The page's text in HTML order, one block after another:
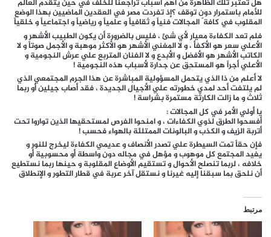
هل تعتبر تلك الظاهرة من أهم أسباب تراجعنا للخلف في حين يتقدم العالم
للأمام باستمرار دون توقف ؟إذ تفردت مصر في العقدين الماضيين بهذا الوضع
المقلوب في كافة ً المجالات فنياً و ثقافياً و علمياً و رياضياً و اجتماعياً و خلقياً
فلم تعد الكفاءة معيار لأي شئ ، فليس بالضرورة أن يكون الطبيب الأشهر و
الأعلي سعر هو الأكفأ ، و لا المغني الأشهر هو الأكثر موهبة و الأجمل صوتاً و لا
الكاتب الأشهر هو الأفضل و الأبدع و لا الفنان المتربع علي عرش النجومية و
الأعلي أجراً هو المستحِق عن جدارة لأسباب هذه النجومية !
لا أعلم من ذا الذي يتحمل المسؤولية المباشرة عن هذا الجرم المجتمعي الذي
لم يلتفت أحد لمدي خطورته علي الأجيال الجديدة ، فقد أصاب جيلين أو ربما
ثلاث و ما زالت الكارثة مستمرة بشراسة !
يا أولي الأمر في كل المجالات :
أفسحوا الطرق لذوي الكفاءات ، و امنحوا الفرص لمستحقيها الذين تواروا تحت
أتربة الزيف و الكذب و البالونات الممتلئة بالهواء فحسب !
فإن حقاً تمت السيطرة علي تصدر الأنصاف و عديمي الكفاءة ليخرج للنور و
يفيد المجتمع كل موهوب و مؤهل في مجاله دون واسطة أو محسوبية أو
خلافه ، لربما تنصلح الأحوال و تستقيم الأوضاع المقلوبة و حينها ربما نستطيع
أن نلحق بما سبقنا إليه غيرنا و نستقل آخر عربة في قطار التطور و الإنطلاق
مرتبط